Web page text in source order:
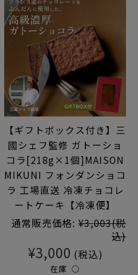
【ギフトボックス付き】三
國シェフ監修 ガトーショ
コラ[218g×1個]MAISON
MIKUNI フォンダンショコ
ラ 工場直送 冷凍チョコレ
ートケーキ【冷凍便】
通常販売価格: ¥3,003(税
込)
¥3,000 (税込)
在庫 ○